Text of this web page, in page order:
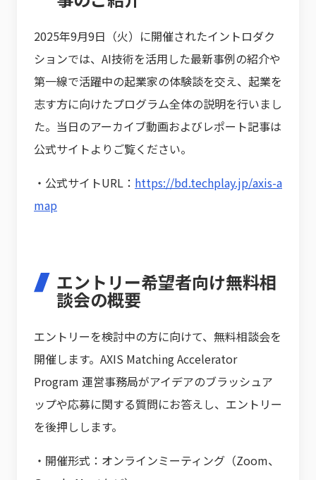
2025年9月9日（火）に開催されたイントロダク
ションでは、AI技術を活用した最新事例の紹介や
第一線で活躍中の起業家の体験談を交え、起業を
志す方に向けたプログラム全体の説明を行いまし
た。当日のアーカイブ動画およびレポート記事は
公式サイトよりご覧ください。
・公式サイトURL： https://bd.techplay.jp/axis-a
map
エントリー希望者向け無料相
談会の概要
エントリーを検討中の方に向けて、無料相談会を
開催します。AXIS Matching Accelerator
Program 運営事務局がアイデアのブラッシュア
ップや応募に関する質問にお答えし、エントリー
を後押しします。
・開催形式：オンラインミーティング（Zoom、